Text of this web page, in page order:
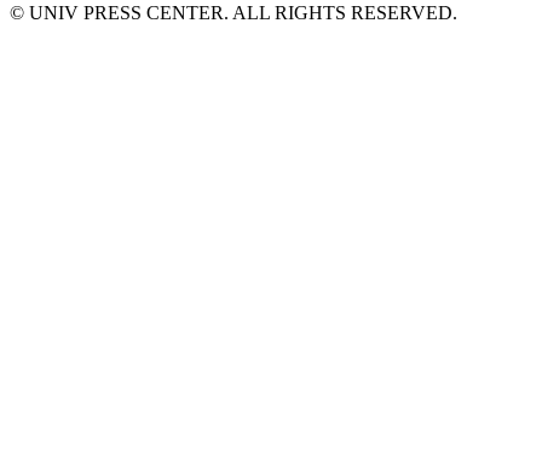
© UNIV PRESS CENTER. ALL RIGHTS RESERVED.